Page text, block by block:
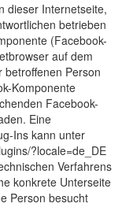
dieser Internetseite,
betrieben
(Facebook-
auf dem
betroffenen Person
Komponente
Facebook-
Eine
Ins kann unter
?locale=de_DE
Verfahrens
konkrete Unterseite
Person besucht